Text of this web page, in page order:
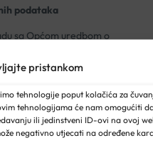
pristankom
tehnologije poput kolačića za
tehnologijama će nam omogućiti
ili jedinstveni ID-ovi na ovoj
negativno utjecati na određene
podataka
sa Općom uredbom o
i Vijeća broj
uredbe o zaštiti
autorizacije i naplate
podacima u svojstvu
postupa u skladu